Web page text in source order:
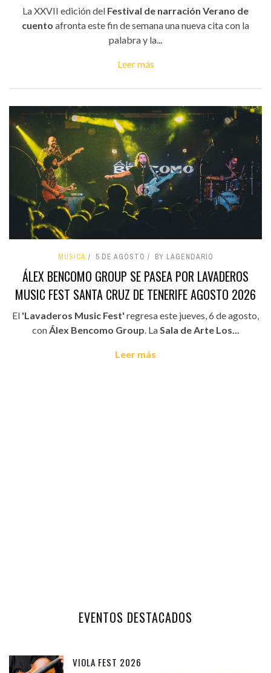
La XXVII edición del Festival de narración Verano de
cuento afronta este fin de semana una nueva cita con la
palabra y la...
Leer más
MÚSICA 5 DE AGOSTO BY LAGENDARIO
ÁLEX BENCOMO GROUP SE PASEA POR LAVADEROS
MUSIC FEST SANTA CRUZ DE TENERIFE AGOSTO 2026
El 'Lavaderos Music Fest' regresa este jueves, 6 de agosto,
con Álex Bencomo Group . La Sala de Arte Los...
Leer más
EVENTOS DESTACADOS
VIOLA FEST 2026